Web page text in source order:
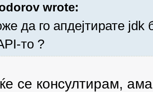
wrote:
да го апдејтирате
то ?
се консултирам,